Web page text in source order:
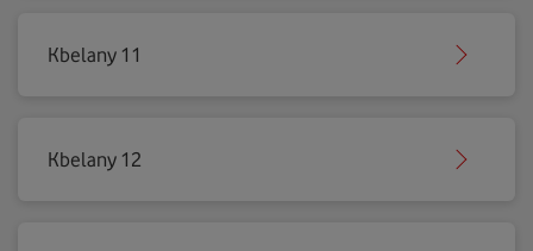
Kbelany 11
Kbelany 12